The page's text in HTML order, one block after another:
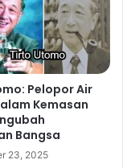
Pelopor Air
Kemasan
Bangsa
23, 2025